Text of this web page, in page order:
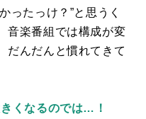
ったっけ？ ”と思うく
音楽番組では構成が変
だんだんと慣れてきて
くなるのでは…！